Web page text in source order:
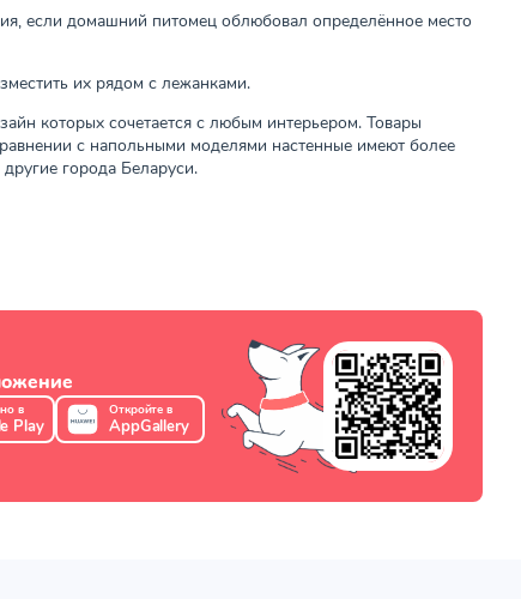
если домашний питомец облюбовал определённое место
их рядом с лежанками.
которых сочетается с любым интерьером. Товары
с напольными моделями настенные имеют более
города Беларуси.
в
Play
Откройте в
AppGallery